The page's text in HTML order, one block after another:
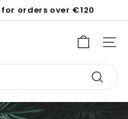
for orders over €120
Suchen